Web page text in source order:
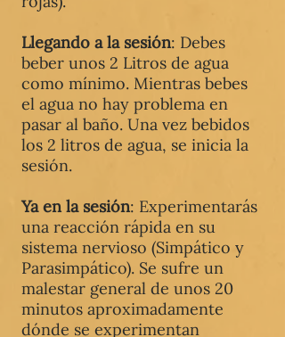
Llegando a la sesión: Debes
beber unos 2 Litros de agua
como mínimo. Mientras bebes
el agua no hay problema en
pasar al baño. Una vez bebidos
los 2 litros de agua, se inicia la
sesión.
Ya en la sesión: Experimentarás
una reacción rápida en su
sistema nervioso (Simpático y
Parasimpático). Se sufre un
malestar general de unos 20
minutos aproximadamente
dónde se experimentan